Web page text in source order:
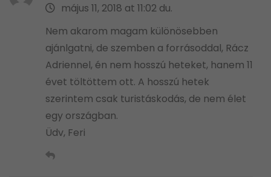
május 11, 2018 at 11:02 du.
Nem akarom magam különösebben
ajánlgatni, de szemben a forrásoddal, Rácz
Adriennel, én nem hosszú heteket, hanem 11
évet töltöttem ott. A hosszú hetek
szerintem csak turistáskodás, de nem élet
egy országban.
Üdv, Feri